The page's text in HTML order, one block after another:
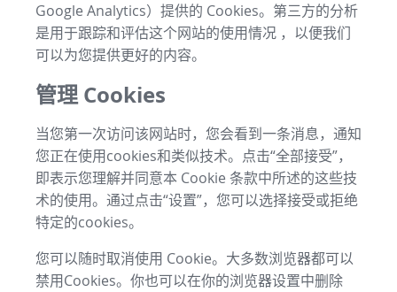
Google Analytics）提供的 Cookies。第三方的分析
是用于跟踪和评估这个网站的使用情况 ，以便我们
可以为您提供更好的内容。
管理 Cookies
当您第一次访问该网站时，您会看到一条消息，通知
您正在使用cookies和类似技术。点击“全部接受”，
即表示您理解并同意本 Cookie 条款中所述的这些技
术的使用。通过点击“设置”，您可以选择接受或拒绝
特定的cookies。
您可以随时取消使用 Cookie。大多数浏览器都可以
禁用Cookies。你也可以在你的浏览器设置中删除